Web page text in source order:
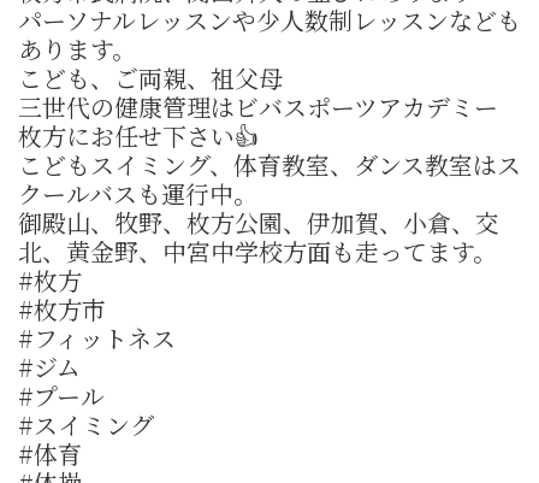
パーソナルレッスンや少人数制レッスンなども
あります。
こども、ご両親、祖父母
三世代の健康管理はビバスポーツアカデミー
枚方にお任せ下さい👍
こどもスイミング、体育教室、ダンス教室はス
クールバスも運行中。
御殿山、牧野、枚方公園、伊加賀、小倉、交
北、黄金野、中宮中学校方面も走ってます。
#枚方
#枚方市
#フィットネス
#ジム
#プール
#スイミング
#体育